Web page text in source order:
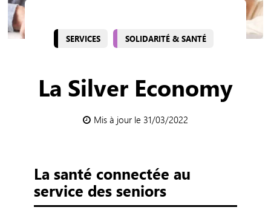
SERVICES SOLIDARITÉ & SANTÉ
La Silver Economy
Mis à jour le 31/03/2022
La santé connectée au
service des seniors